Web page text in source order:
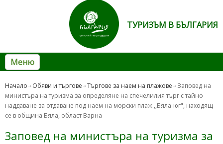
ТУРИЗЪМ В БЪЛГАРИЯ
Меню
Начало Обяви и търгове Търгове за наем на плажове
Заповед на
министъра на туризма за определяне на спечелилия търг с тайно
наддаване за отдаване под наем на морски плаж ,,Бяла-юг", находящ
се в община Бяла, област Варна
Заповед на министъра на туризма за